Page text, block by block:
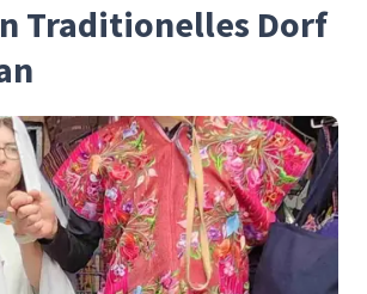
Traditionelles Dorf